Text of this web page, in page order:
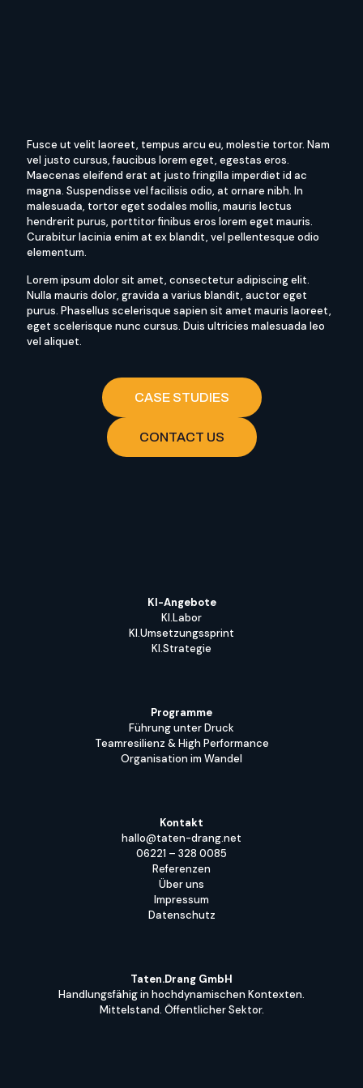
Fusce ut velit laoreet, tempus arcu eu, molestie tortor. Nam
vel justo cursus, faucibus lorem eget, egestas eros.
Maecenas eleifend erat at justo fringilla imperdiet id ac
magna. Suspendisse vel facilisis odio, at ornare nibh. In
malesuada, tortor eget sodales mollis, mauris lectus
hendrerit purus, porttitor finibus eros lorem eget mauris.
Curabitur lacinia enim at ex blandit, vel pellentesque odio
elementum.
Lorem ipsum dolor sit amet, consectetur adipiscing elit.
Nulla mauris dolor, gravida a varius blandit, auctor eget
purus. Phasellus scelerisque sapien sit amet mauris laoreet,
eget scelerisque nunc cursus. Duis ultricies malesuada leo
vel aliquet.
CASE STUDIES
CONTACT US
KI-Angebote
KI.Labor
KI.Umsetzungssprint
KI.Strategie
Programme
Führung unter Druck
Teamresilienz & High Performance
Organisation im Wandel
Kontakt
hallo@taten-drang.net
06221 – 328 0085
Referenzen
Über uns
Impressum
Datenschutz
Taten.Drang GmbH
Handlungsfähig in hochdynamischen Kontexten.
Mittelstand. Öffentlicher Sektor.